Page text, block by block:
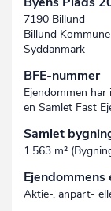
7190 Billund
Billund Kommune
Syddanmark
BFE-nummer
Ejendommen
en Samlet Fast
Samlet
1.563 m²
Aktie-, anpart-